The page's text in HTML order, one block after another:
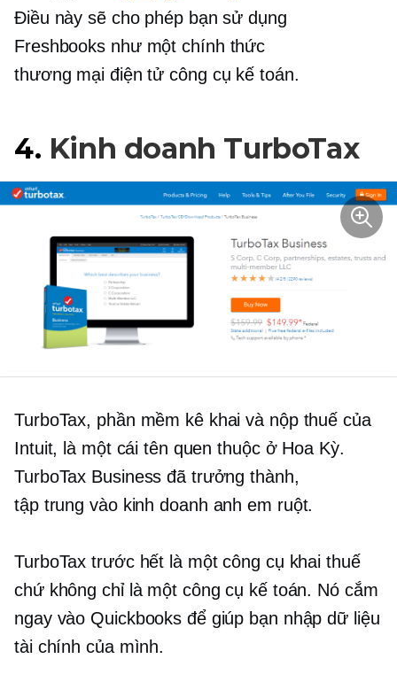
Điều này sẽ cho phép bạn sử dụng
Freshbooks như mộtchính thức
thương mại điện tử công cụ kế toán.
4. Kinh doanh TurboTax
TurboTax, phần mềm kê khai và nộp thuế của
Intuit, là một cái tên quen thuộc ở Hoa Kỳ.
TurboTax Business đã trưởng thành,
tập trung vào kinh doanh anh em ruột.
TurboTax trước hết là một công cụ khai thuế
chứ không chỉ là một công cụ kế toán. Nó cắm
ngay vào Quickbooks để giúp bạn nhập dữ liệu
tài chính của mình.